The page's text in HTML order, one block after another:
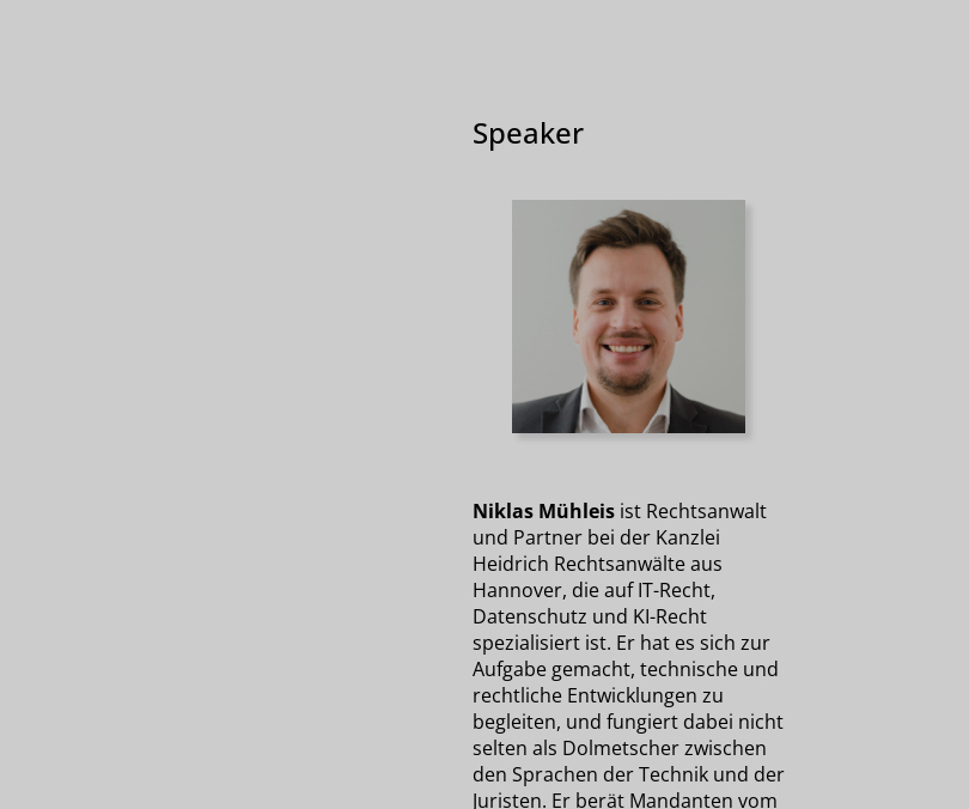
Speaker
Niklas Mühleisist Rechtsanwalt
und Partner bei der Kanzlei
Heidrich Rechtsanwälte aus
Hannover, die auf IT-Recht,
Datenschutz und KI-Recht
spezialisiert ist. Er hat es sich zur
Aufgabe gemacht, technische und
rechtliche Entwicklungen zu
begleiten, und fungiert dabei nicht
selten als Dolmetscher zwischen
den Sprachen der Technik und der
Juristen. Er berät Mandanten vom